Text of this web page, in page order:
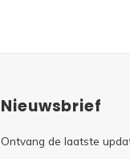
Nieuwsbrief
Ontvang de laatste